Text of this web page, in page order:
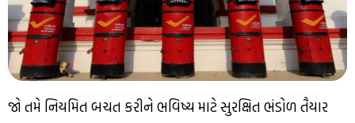
જો તમે નિયમિત બચત કરીને ભવિષ્ય માટે સુરક્ષિત ભંડોળ તૈયાર